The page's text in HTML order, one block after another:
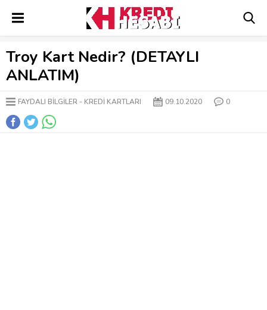
Troy Kart Nedir? (DETAYLI
ANLATIM)
FAYDALI BİLGİLER KREDİ KARTLARI 09.10.2020 0